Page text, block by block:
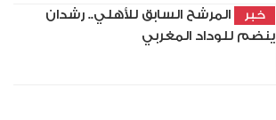
خبر
المرشح السابق للأهلي.. رشدان
ينضم للوداد المغربي